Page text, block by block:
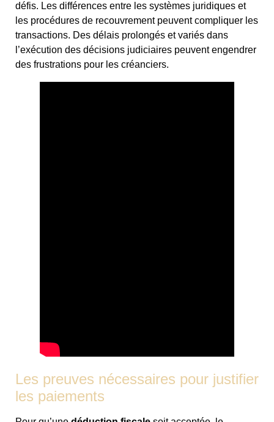
défis. Les différences entre les systèmes juridiques et
les procédures de recouvrement peuvent compliquer les
transactions. Des délais prolongés et variés dans
l’exécution des décisions judiciaires peuvent engendrer
des frustrations pour les créanciers.
Les preuves nécessaires pour justifier
les paiements